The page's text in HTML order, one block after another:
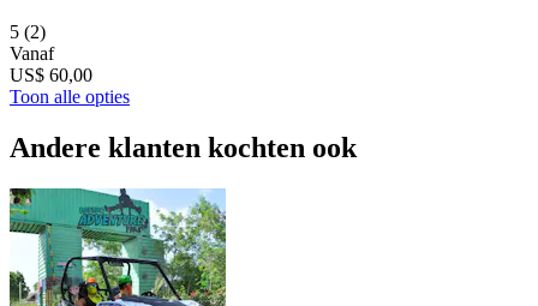
5 (2)
Vanaf
US$ 60,00
Toon alle opties
Andere klanten kochten ook